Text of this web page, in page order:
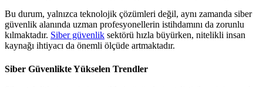
Bu durum, yalnızca teknolojik çözümleri değil, aynı zamanda siber
güvenlik alanında uzman profesyonellerin istihdamını da zorunlu
kılmaktadır. Siber güvenlik sektörü hızla büyürken, nitelikli insan
kaynağı ihtiyacı da önemli ölçüde artmaktadır.
Siber Güvenlikte Yükselen Trendler